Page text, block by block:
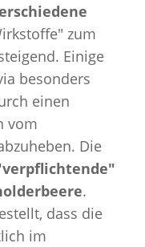
zum
Einige
besonders
einen
vom
Die
.
dass die
im